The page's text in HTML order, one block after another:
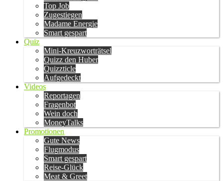
Top Job
Zugestiegen
Madame Energie
Smart gespart
Quiz
Mini-Kreuzworträtsel
Quizz den Huber
Quizzticle
Aufgedeckt
Videos
Reportagen
Fragenbot
Wein doch
MoneyTalks
Promotionen
Gute News
Flugmodus
Smart gespart
Reise-Glück
Meat & Greet